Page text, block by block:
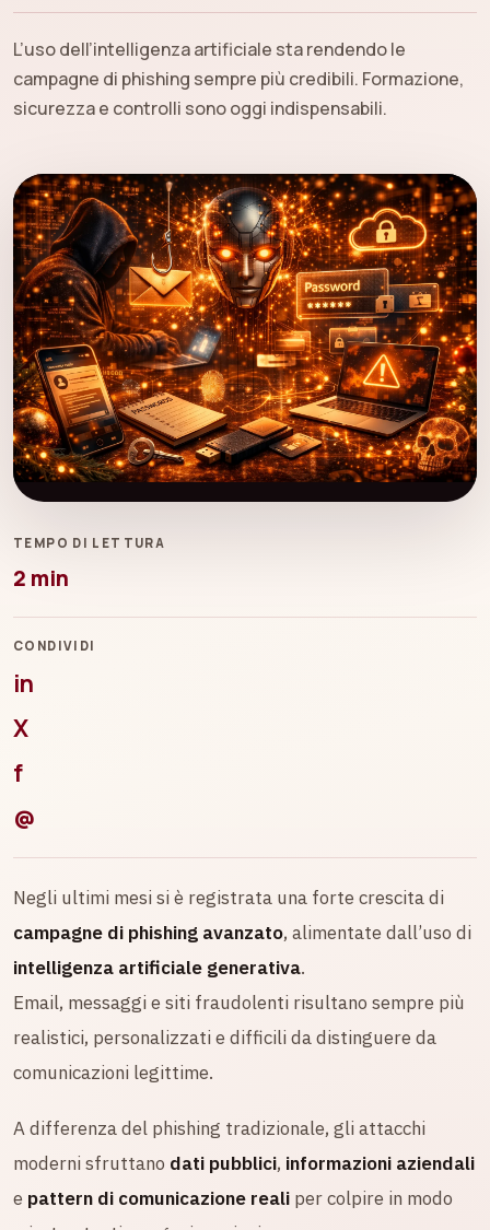
L’uso dell’intelligenza artificiale sta rendendo le
campagne di phishing sempre più credibili. Formazione,
sicurezza e controlli sono oggi indispensabili.
TEMPO DI LETTURA
2 min
CONDIVIDI
in
X
f
@
Negli ultimi mesi si è registrata una forte crescita di
campagne di phishing avanzato, alimentate dall’uso di
intelligenza artificiale generativa.
Email, messaggi e siti fraudolenti risultano sempre più
realistici, personalizzati e difficili da distinguere da
comunicazioni legittime.
A differenza del phishing tradizionale, gli attacchi
moderni sfruttano dati pubblici, informazioni aziendali
e pattern di comunicazione reali per colpire in modo